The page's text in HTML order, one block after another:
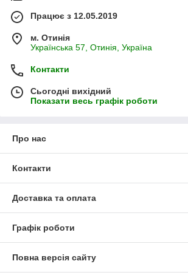
Працює з 12.05.2019
м. Отинія
Українська 57, Отинія, Україна
Контакти
Сьогодні вихідний
Показати весь графік роботи
Про нас
Контакти
Доставка та оплата
Графік роботи
Повна версія сайту